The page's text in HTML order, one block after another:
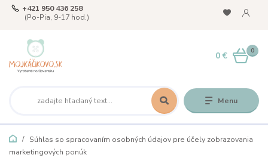
Menu
+421 950 436 258
(Po-Pia, 9-17 hod.)
0
0 €
Súhlas so spracovaním osobných údajov pre účely zobrazovania
marketingových ponúk